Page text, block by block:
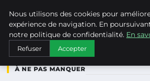
À NE PAS MANQUER
Nous utilisons des cookies pour
expérience de navigation. En
notre politique de confidentialité. En
Refuser Accepter